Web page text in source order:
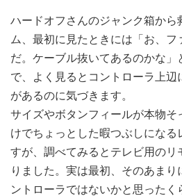
ハードオフさんのジャンク箱から
ム、最初に見たときには「お、フ
だ。ケーブル抜いてあるのかな」
で、よく見るとコントローラ上辺
があるのに気づきます。
サイズやボタンフィールが本物そ
けでちょっとした暇つぶしにな
すが、調べてみるとテレビ用のリ
りました。実は最初、そのあまり
ントローラではないかと思った